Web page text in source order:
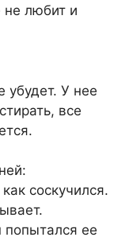
не любит и
убудет. У нее
все
соскучился.
попытался ее